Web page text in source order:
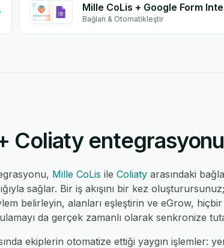
Bağlan & Otomatikleştir
Coliaty entegrasyonu
Mille CoLis ile Coliaty arasındaki
sağlar. Bir iş akışını bir kez
belirleyin, alanları eşleştirin ve eGrow, hiçbir
da gerçek zamanlı olarak senkronize
ekiplerin otomatize ettiği yaygın işlemler: